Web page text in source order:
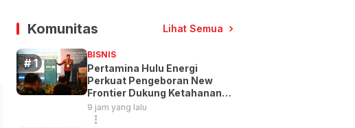
Komunitas Lihat Semua
BISNIS
Pertamina Hulu Energi
Perkuat Pengeboran New
Frontier Dukung Ketahanan
Energi
9 jam yang lalu